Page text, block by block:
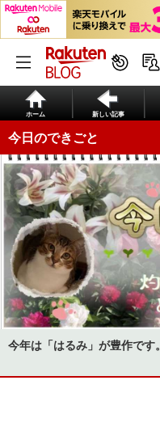
ホーム 新しい記事
今日のできごと
今年は「はるみ」が豊作です。